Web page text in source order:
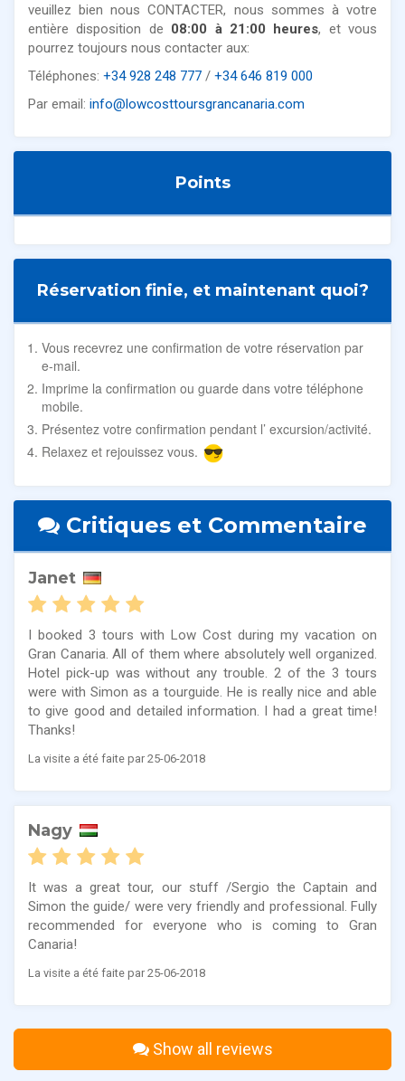
veuillez bien nous CONTACTER, nous sommes à votre
entière disposition de 08:00 à 21:00 heures, et vous
pourrez toujours nous contacter aux:
Téléphones: +34 928 248 777 / +34 646 819 000
Par email: info@lowcosttoursgrancanaria.com
Points
Réservation finie, et maintenant quoi?
Vous recevrez une confirmation de votre réservation par
e-mail.
Imprime la confirmation ou guarde dans votre téléphone
mobile.
Présentez votre confirmation pendant l’ excursion/activité.
Relaxez et rejouissez vous.
Critiques et Commentaire
Janet
I booked 3 tours with Low Cost during my vacation on
Gran Canaria. All of them where absolutely well organized.
Hotel pick-up was without any trouble. 2 of the 3 tours
were with Simon as a tourguide. He is really nice and able
to give good and detailed information. I had a great time!
Thanks!
La visite a été faite par 25-06-2018
Nagy
It was a great tour, our stuff /Sergio the Captain and
Simon the guide/ were very friendly and professional. Fully
recommended for everyone who is coming to Gran
Canaria!
La visite a été faite par 25-06-2018
Show all reviews